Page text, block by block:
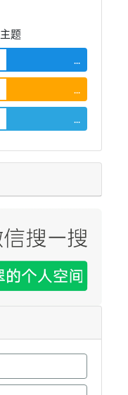
主题
...
...
...